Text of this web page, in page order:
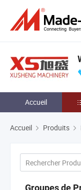
Accueil
Accueil Produits
Groupes de